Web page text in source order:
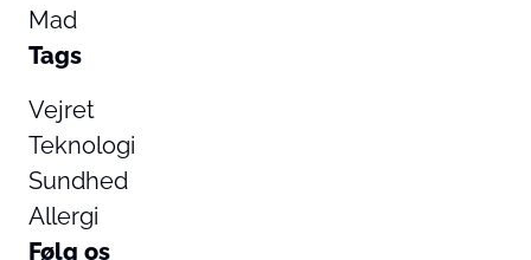
Mad
Tags
Vejret
Teknologi
Sundhed
Allergi
Følg os